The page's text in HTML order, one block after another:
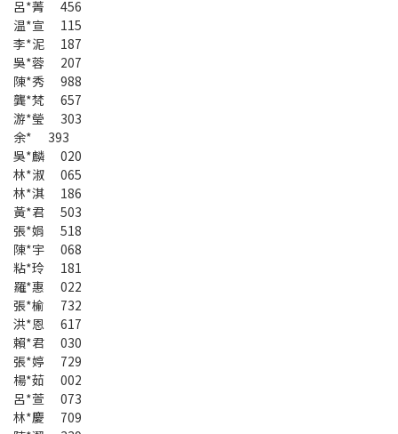
呂*菁 456
温*宣 115
李*泥 187
吳*蓉 207
陳*秀 988
龔*梵 657
游*瑩 303
余* 393
吳*麟 020
林*淑 065
林*淇 186
黃*君 503
張*娟 518
陳*宇 068
粘*玲 181
羅*惠 022
張*榆 732
洪*恩 617
賴*君 030
張*婷 729
楊*茹 002
呂*萱 073
林*慶 709